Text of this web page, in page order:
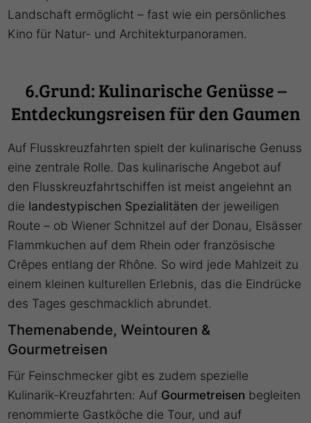
Landschaft ermöglicht – fast wie ein persönliches
Kino für Natur- und Architekturpanoramen.
6.Grund: Kulinarische Genüsse –
Entdeckungsreisen für den Gaumen
Auf Flusskreuzfahrten spielt der kulinarische Genuss
eine zentrale Rolle. Das kulinarische Angebot auf
den Flusskreuzfahrtschiffen ist meist angelehnt an
die landestypischen Spezialitäten der jeweiligen
Route – ob Wiener Schnitzel auf der Donau, Elsässer
Flammkuchen auf dem Rhein oder französische
Crêpes entlang der Rhône. So wird jede Mahlzeit zu
einem kleinen kulturellen Erlebnis, das die Eindrücke
des Tages geschmacklich abrundet.
Themenabende, Weintouren &
Gourmetreisen
Für Feinschmecker gibt es zudem spezielle
Kulinarik-Kreuzfahrten: Auf Gourmetreisen begleiten
renommierte Gastköche die Tour, und auf